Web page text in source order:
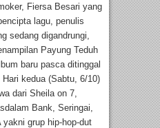
Fiersa Besari yang
lagu, penulis
sedang digandrungi,
Payung Teduh
baru pasca ditinggal
kedua (Sabtu, 6/10)
dari Sheila on 7,
Bank, Seringai,
grup hip-hop-dut